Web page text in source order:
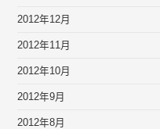
2012年12月
2012年11月
2012年10月
2012年9月
2012年8月